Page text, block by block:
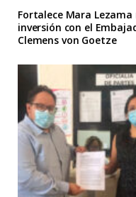
Fortalece Mara
inversión con el
Clemens von Goetze